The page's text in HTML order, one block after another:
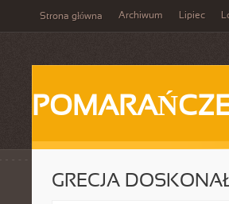
Strona główna Archiwum Lipiec
GRECJA